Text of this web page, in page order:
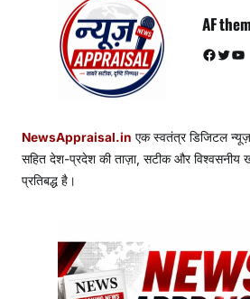
AF
Facebook Twitter YouTube
NewsAppraisal.in एक स्वतंत्र डिजिटल
सहित देश-प्रदेश की ताज़ा, सटीक और विश्वसनीय
प्रतिबद्ध है।